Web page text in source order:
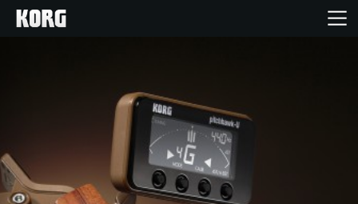
Características